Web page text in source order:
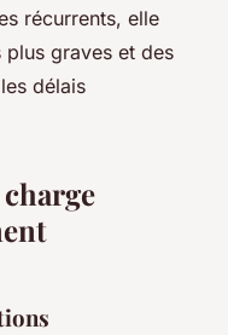
récurrents, elle
graves et des
délais